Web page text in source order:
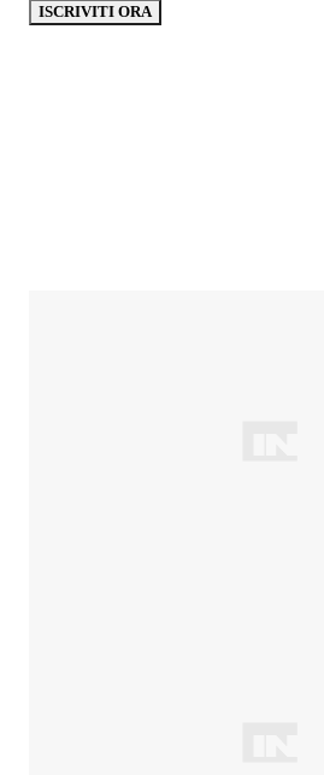
ISCRIVITI ORA